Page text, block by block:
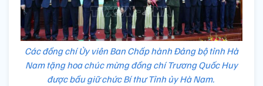
Các đồng chí Ủy viên Ban Chấp hành Đảng bộ tỉnh Hà
Nam tặng hoa chúc mừng đồng chí Trương Quốc Huy
được bầu giữ chức Bí thư Tỉnh ủy Hà Nam.